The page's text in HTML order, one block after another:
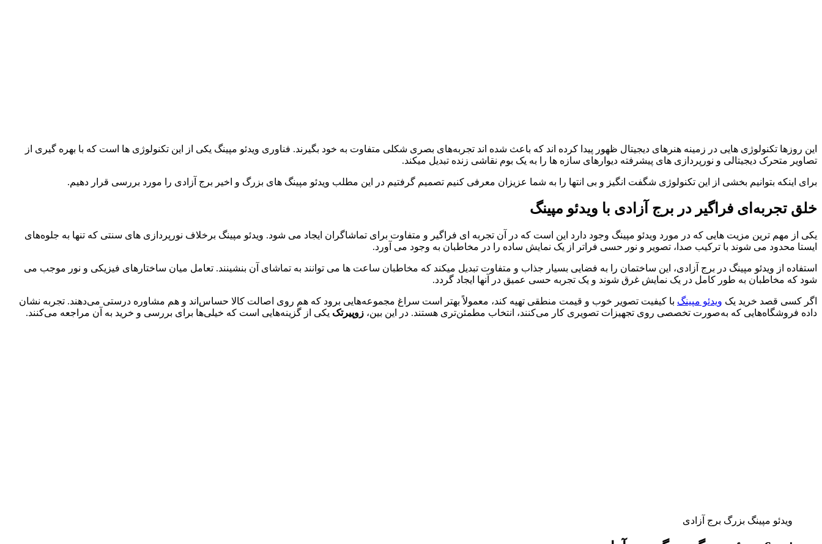
این روزها تکنولوژی هایی در زمینه هنرهای دیجیتال ظهور پیدا کرده اند که باعث شده اند تجربه‌های بصری شکلی متفاوت به خود بگیرند. فناوری ویدئو مپینگ یکی از این تکنولوژی ها است که با بهره گیری از
تصاویر متحرک دیجیتالی و نورپردازی های پیشرفته دیوارهای سازه ها را به یک بوم نقاشی زنده تبدیل میکند.
برای اینکه بتوانیم بخشی از این تکنولوژی شگفت انگیز و بی انتها را به شما عزیزان معرفی کنیم تصمیم گرفتیم در این مطلب ویدئو مپینگ های بزرگ و اخیر برج آزادی را مورد بررسی قرار دهیم.
خلق تجربه‌ای فراگیر در برج آزادی با ویدئو مپینگ
یکی از مهم ترین مزیت هایی که در مورد ویدئو مپینگ وجود دارد این است که در آن تجربه ای فراگیر و متفاوت برای تماشاگران ایجاد می شود. ویدئو مپینگ برخلاف نورپردازی های سنتی که تنها به جلوه‌های
ایستا محدود می شوند با ترکیب صدا، تصویر و نور حسی فراتر از یک نمایش ساده را در مخاطبان به وجود می آورد.
استفاده از ویدئو مپینگ در برج آزادی، این ساختمان را به فضایی بسیار جذاب و متفاوت تبدیل میکند که مخاطبان ساعت ها می توانند به تماشای آن بنشینند. تعامل میان ساختارهای فیزیکی و نور موجب می
شود که مخاطبان به طور کامل در یک نمایش غرق شوند و یک تجربه حسی عمیق در آنها ایجاد گردد.
اگر کسی قصد خرید یک ویدئو مپینگ با کیفیت تصویر خوب و قیمت منطقی تهیه کند، معمولاً بهتر است سراغ مجموعه‌هایی برود که هم روی اصالت کالا حساس‌اند و هم مشاوره درستی می‌دهند. تجربه نشان
داده فروشگاه‌هایی که به‌صورت تخصصی روی تجهیزات تصویری کار می‌کنند، انتخاب مطمئن‌تری هستند. در این بین، زوپیرتک یکی از گزینه‌هایی است که خیلی‌ها برای بررسی و خرید به آن مراجعه می‌کنند.
ویدئو مپینگ بزرگ برج آزادی